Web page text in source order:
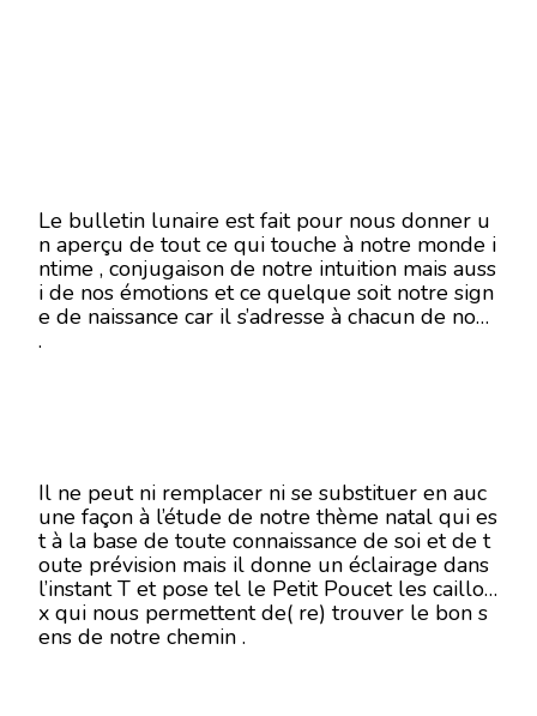
Le bulletin lunaire est fait pour nous donner u
n aperçu de tout ce qui touche à notre monde i
ntime , conjugaison de notre intuition mais auss
i de nos émotions et ce quelque soit notre sign
e de naissance car il s’adresse à chacun de nous
.
Il ne peut ni remplacer ni se substituer en auc
une façon à l’étude de notre thème natal qui es
t à la base de toute connaissance de soi et de t
oute prévision mais il donne un éclairage dans
l’instant T et pose tel le Petit Poucet les caillou
x qui nous permettent de( re) trouver le bon s
ens de notre chemin .